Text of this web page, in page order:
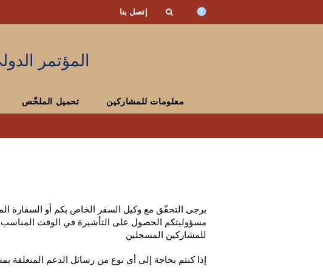
إتصل بنا
المؤتمر
تحميل الملخّص معلومات للمشاركين
يرجى التحقّق مع وكيل السفر الخاص بكم أو السفارة
مسؤوليتكم الحصول على التأشيرة في الوقت
للمشاركين المسجلين
إذا كنتم بحاجة إلى أي نوع من رسائل الدعم المتعلقة